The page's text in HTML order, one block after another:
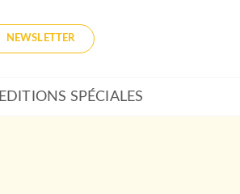
NEWSLETTER
EDITIONS SPÉCIALES